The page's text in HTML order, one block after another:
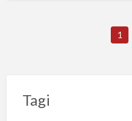
1
Tagi